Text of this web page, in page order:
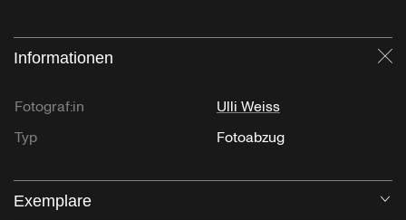
Informationen
Fotograf:in
Ulli Weiss
Typ
Fotoabzug
Exemplare